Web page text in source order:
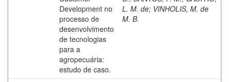
Development no
processo de
desenvolvimento
de tecnologias
para a
agropecuária:
estudo de caso.
L. M. de; VINHOLIS, M. de
M. B.